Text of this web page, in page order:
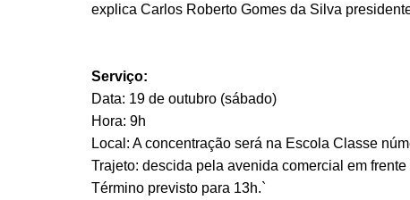
explica Carlos Roberto Gomes da Silva
Serviço:
Data: 19 de outubro (sábado)
Hora: 9h
Local: A concentração será na Escola Classe
Trajeto: descida pela avenida comercial em
Término previsto para 13h.`